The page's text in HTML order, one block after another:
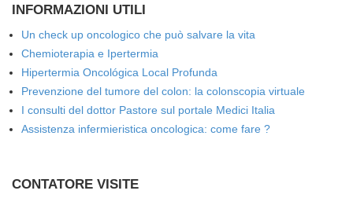
INFORMAZIONI UTILI
Un check up oncologico che può salvare la vita
Chemioterapia e Ipertermia
Hipertermia Oncológica Local Profunda
Prevenzione del tumore del colon: la colonscopia virtuale
I consulti del dottor Pastore sul portale Medici Italia
Assistenza infermieristica oncologica: come fare ?
CONTATORE VISITE